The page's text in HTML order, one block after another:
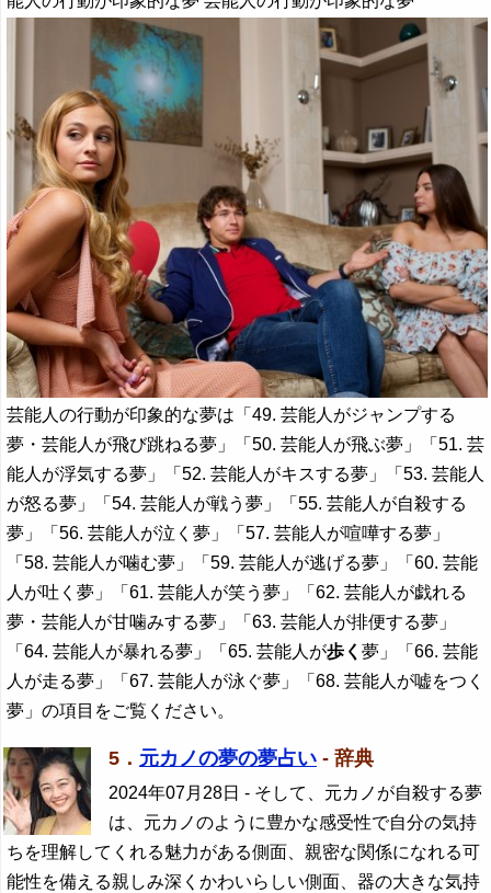
芸能人の行動が印象的な夢は「49. 芸能人がジャンプする
夢・芸能人が飛び跳ねる夢」「50. 芸能人が飛ぶ夢」「51. 芸
能人が浮気する夢」「52. 芸能人がキスする夢」「53. 芸能人
が怒る夢」「54. 芸能人が戦う夢」「55. 芸能人が自殺する
夢」「56. 芸能人が泣く夢」「57. 芸能人が喧嘩する夢」
「58. 芸能人が噛む夢」「59. 芸能人が逃げる夢」「60. 芸能
人が吐く夢」「61. 芸能人が笑う夢」「62. 芸能人が戯れる
夢・芸能人が甘噛みする夢」「63. 芸能人が排便する夢」
「64. 芸能人が暴れる夢」「65. 芸能人が歩く夢」「66. 芸能
人が走る夢」「67. 芸能人が泳ぐ夢」「68. 芸能人が嘘をつく
夢」の項目をご覧ください。
5． 元カノの夢の夢占い - 辞典
2024年07月28日 - そして、元カノが自殺する夢
は、元カノのように豊かな感受性で自分の気持
ちを理解してくれる魅力がある側面、親密な関係になれる可
能性を備える親しみ深くかわいらしい側面、器の大きな気持